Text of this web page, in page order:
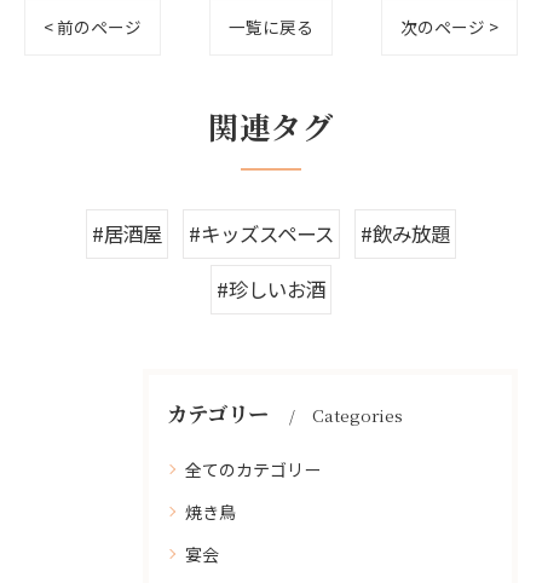
< 前のページ 一覧に戻る 次のページ >
関連タグ
#居酒屋 #キッズスペース
#飲み放題
#珍しいお酒
カテゴリー Categories
全てのカテゴリー
焼き鳥
宴会